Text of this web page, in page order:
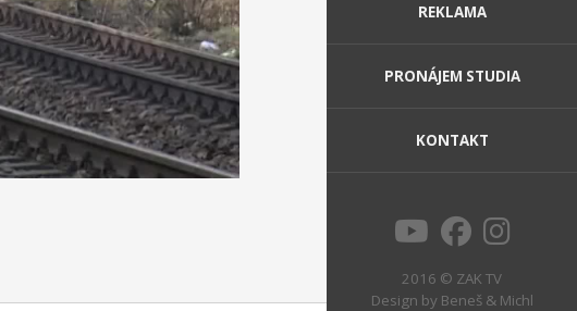
REKLAMA
PRONÁJEM STUDIA
KONTAKT
2016 © ZAK TV
Design by Beneš & Michl